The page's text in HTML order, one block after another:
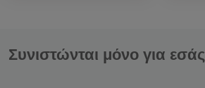
Συνιστώνται μόνο για εσάς